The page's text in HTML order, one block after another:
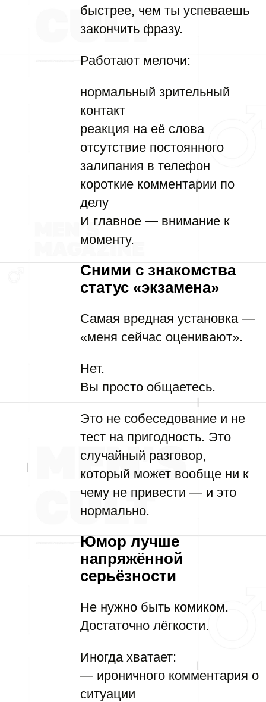
быстрее, чем ты успеваешь
закончить фразу.
Работают мелочи:
нормальный зрительный
контакт
реакция на её слова
отсутствие постоянного
залипания в телефон
короткие комментарии по
делу
И главное — внимание к
моменту.
Сними с знакомства
статус «экзамена»
Самая вредная установка —
«меня сейчас оценивают».
Нет.
Вы просто общаетесь.
Это не собеседование и не
тест на пригодность. Это
случайный разговор,
который может вообще ни к
чему не привести — и это
нормально.
Юмор лучше
напряжённой
серьёзности
Не нужно быть комиком.
Достаточно лёгкости.
Иногда хватает:
— ироничного комментария о
ситуации